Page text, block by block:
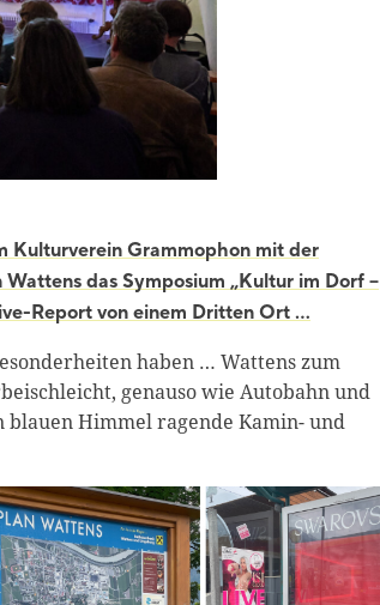
Kulturverein Grammophon mit der
das Symposium „Kultur im Dorf –
Report von einem Dritten Ort …
haben … Wattens zum
genauso wie Autobahn und
Himmel ragende Kamin- und